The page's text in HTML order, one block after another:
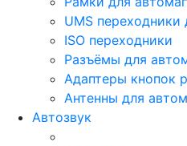
UMS
ISO переходники
Разъёмы для
Адаптеры кнопок
Антенны для
Автозвук